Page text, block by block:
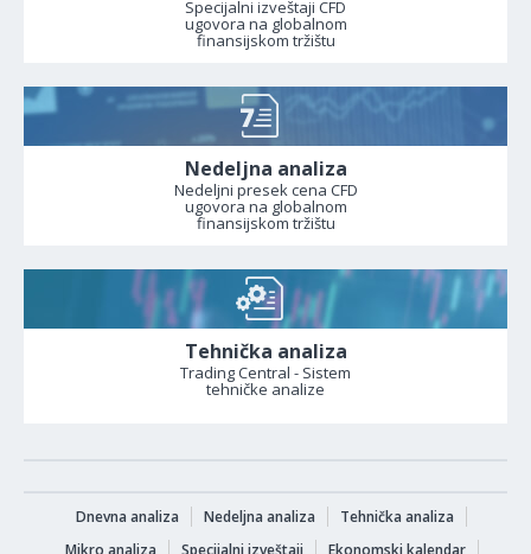
Specijalni izveštaji CFD
ugovora na globalnom
finansijskom tržištu
Nedeljna analiza
Nedeljni presek cena CFD
ugovora na globalnom
finansijskom tržištu
Tehnička analiza
Trading Central - Sistem
tehničke analize
Dnevna analiza Nedeljna analiza
Tehnička analiza
Mikro analiza
Specijalni izveštaji Ekonomski kalendar